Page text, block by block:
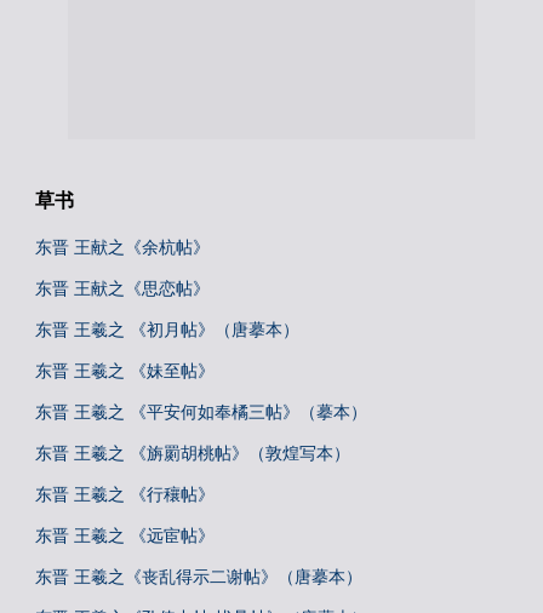
草书
东晋 王献之《余杭帖》
东晋 王献之《思恋帖》
东晋 王羲之 《初月帖》（唐摹本）
东晋 王羲之 《妹至帖》
东晋 王羲之 《平安何如奉橘三帖》（摹本）
东晋 王羲之 《旃罽胡桃帖》（敦煌写本）
东晋 王羲之 《行穰帖》
东晋 王羲之 《远宦帖》
东晋 王羲之《丧乱得示二谢帖》（唐摹本）